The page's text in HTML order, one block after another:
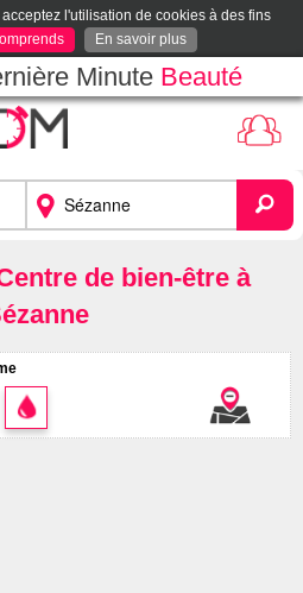
l'utilisation de cookies à des fins
En savoir plus
Minute Beauté
de bien-être à